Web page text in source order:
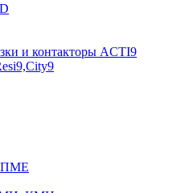
и контакторы ACTI9
ПМЕ